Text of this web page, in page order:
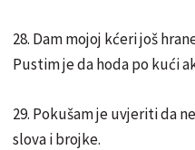
28. Dam mojoj kćeri još
Pustim je da hoda po kući
29. Pokušam je uvjeriti da
slova i brojke.